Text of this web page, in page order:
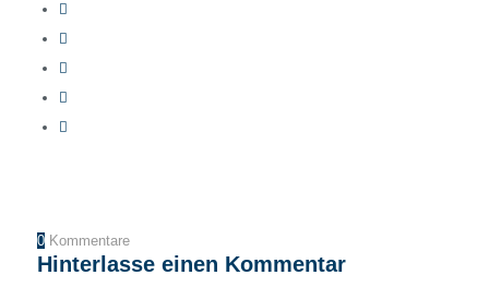
0 Kommentare
Hinterlasse einen Kommentar